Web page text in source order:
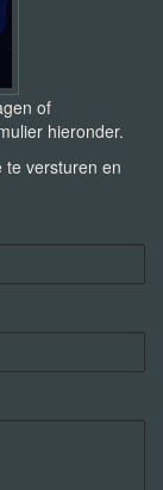
of
hieronder.
te versturen en